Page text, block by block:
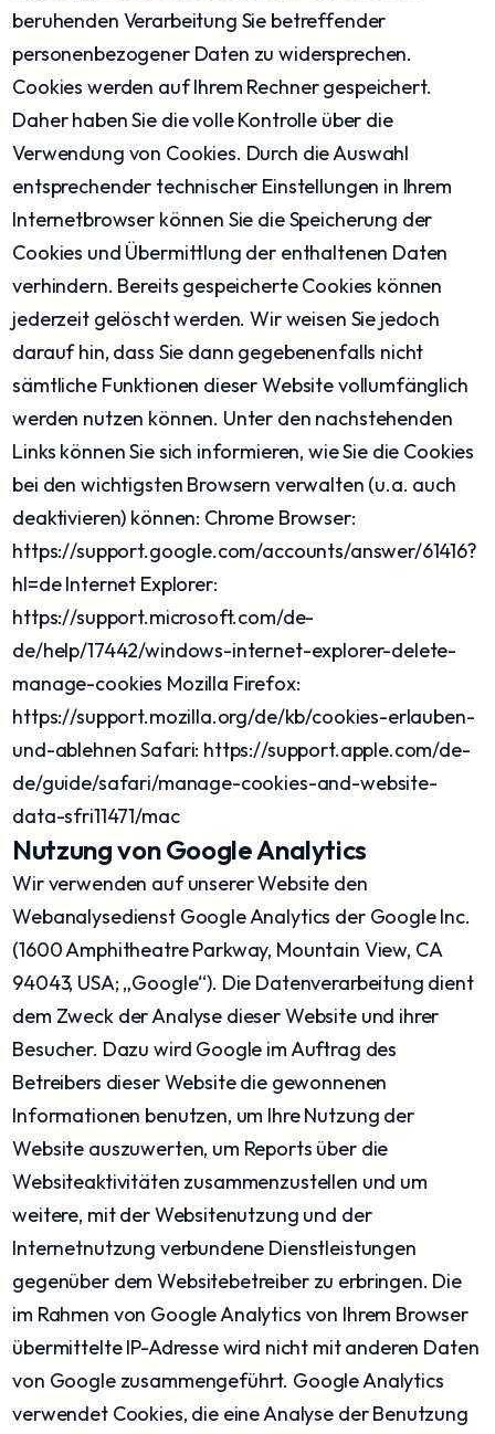
beruhenden Verarbeitung Sie betreffender
personenbezogener Daten zu widersprechen.
Cookies werden auf Ihrem Rechner gespeichert.
Daher haben Sie die volle Kontrolle über die
Verwendung von Cookies. Durch die Auswahl
entsprechender technischer Einstellungen in Ihrem
Internetbrowser können Sie die Speicherung der
Cookies und Übermittlung der enthaltenen Daten
verhindern. Bereits gespeicherte Cookies können
jederzeit gelöscht werden. Wir weisen Sie jedoch
darauf hin, dass Sie dann gegebenenfalls nicht
sämtliche Funktionen dieser Website vollumfänglich
werden nutzen können. Unter den nachstehenden
Links können Sie sich informieren, wie Sie die Cookies
bei den wichtigsten Browsern verwalten (u.a. auch
deaktivieren) können: Chrome Browser:
https://support.google.com/accounts/answer/61416?
hl=de Internet Explorer:
https://support.microsoft.com/de-
de/help/17442/windows-internet-explorer-delete-
manage-cookies Mozilla Firefox:
https://support.mozilla.org/de/kb/cookies-erlauben-
und-ablehnen Safari: https://support.apple.com/de-
de/guide/safari/manage-cookies-and-website-
data-sfri11471/mac
Nutzung von Google Analytics
Wir verwenden auf unserer Website den
Webanalysedienst Google Analytics der Google Inc.
(1600 Amphitheatre Parkway, Mountain View, CA
94043, USA; „Google“). Die Datenverarbeitung dient
dem Zweck der Analyse dieser Website und ihrer
Besucher. Dazu wird Google im Auftrag des
Betreibers dieser Website die gewonnenen
Informationen benutzen, um Ihre Nutzung der
Website auszuwerten, um Reports über die
Websiteaktivitäten zusammenzustellen und um
weitere, mit der Websitenutzung und der
Internetnutzung verbundene Dienstleistungen
gegenüber dem Websitebetreiber zu erbringen. Die
im Rahmen von Google Analytics von Ihrem Browser
übermittelte IP-Adresse wird nicht mit anderen Daten
von Google zusammengeführt. Google Analytics
verwendet Cookies, die eine Analyse der Benutzung